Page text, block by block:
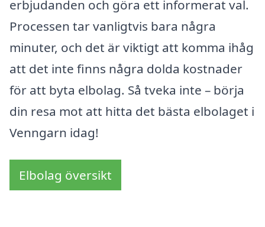
erbjudanden och göra ett informerat val.
Processen tar vanligtvis bara några
minuter, och det är viktigt att komma ihåg
att det inte finns några dolda kostnader
för att byta elbolag. Så tveka inte – börja
din resa mot att hitta det bästa elbolaget i
Venngarn idag!
Elbolag översikt